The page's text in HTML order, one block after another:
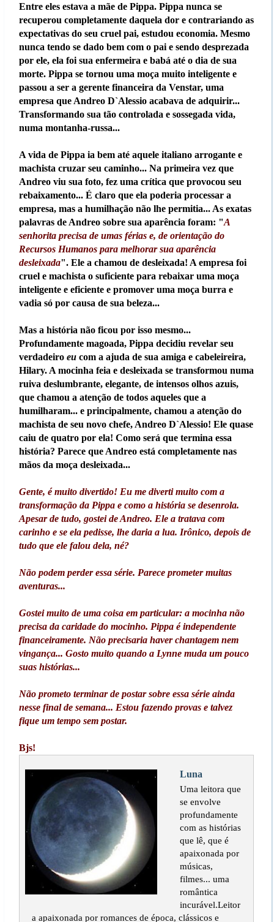
Entre eles estava a mãe de Pippa. Pippa nunca se
recuperou completamente daquela dor e contrariando as
expectativas do seu cruel pai, estudou economia. Mesmo
nunca tendo se dado bem com o pai e sendo desprezada
por ele, ela foi sua enfermeira e babá até o dia de sua
morte. Pippa se tornou uma moça muito inteligente e
passou a ser a gerente financeira da Venstar, uma
empresa que Andreo D`Alessio acabava de adquirir...
Transformando sua tão controlada e sossegada vida,
numa montanha-russa...
A vida de Pippa ia bem até aquele italiano arrogante e
machista cruzar seu caminho... Na primeira vez que
Andreo viu sua foto, fez uma crítica que provocou seu
rebaixamento... É claro que ela poderia processar a
empresa, mas a humilhação não lhe permitia... As exatas
palavras de Andreo sobre sua aparência foram: "A
senhorita precisa de umas férias e, de orientação do
Recursos Humanos para melhorar sua aparência
desleixada". Ele a chamou de desleixada! A empresa foi
cruel e machista o suficiente para rebaixar uma moça
inteligente e eficiente e promover uma moça burra e
vadia só por causa de sua beleza...
Mas a história não ficou por isso mesmo...
Profundamente magoada, Pippa decidiu revelar seu
verdadeiroeucom a ajuda de sua amiga e cabeleireira,
Hilary. A mocinha feia e desleixada se transformou numa
ruiva deslumbrante, elegante, de intensos olhos azuis,
que chamou a atenção de todos aqueles que a
humilharam... e principalmente, chamou a atenção do
machista de seu novo chefe, Andreo D`Alessio! Ele quase
caiu de quatro por ela! Como será que termina essa
história? Parece que Andreo está completamente nas
mãos da moça desleixada...
Gente, é muito divertido! Eu me diverti muito com a
transformação da Pippa e como a história se desenrola.
Apesar de tudo, gostei de Andreo. Ele a tratava com
carinho e se ela pedisse, lhe daria a lua. Irônico, depois de
tudo que ele falou dela, né?
Não podem perder essa série. Parece prometer muitas
aventuras...
Gostei muito de uma coisa em particular: a mocinha não
precisa da caridade do mocinho. Pippa é independente
financeiramente. Não precisaria haver chantagem nem
vingança... Gosto muito quando a Lynne muda um pouco
suas histórias...
Não prometo terminar de postar sobre essa série ainda
nesse final de semana... Estou fazendo provas e talvez
fique um tempo sem postar.
Bjs!
Luna
Uma leitora que
se envolve
profundamente
com as histórias
que lê, que é
apaixonada por
músicas,
filmes... uma
romântica
incurável.Leitor
a apaixonada por romances de época, clássicos e